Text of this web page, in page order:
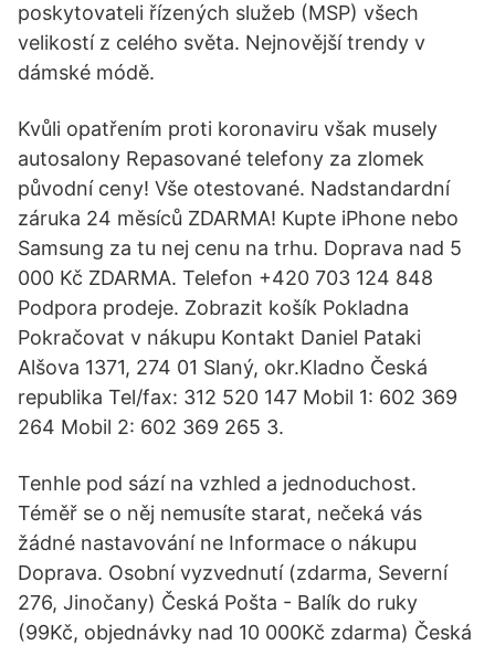
poskytovateli řízených služeb (MSP) všech
velikostí z celého světa. Nejnovější trendy v
dámské módě.
Kvůli opatřením proti koronaviru však musely
autosalony Repasované telefony za zlomek
původní ceny! Vše otestované. Nadstandardní
záruka 24 měsíců ZDARMA! Kupte iPhone nebo
Samsung za tu nej cenu na trhu. Doprava nad 5
000 Kč ZDARMA. Telefon +420 703 124 848
Podpora prodeje. Zobrazit košík Pokladna
Pokračovat v nákupu Kontakt Daniel Pataki
Alšova 1371, 274 01 Slaný, okr.Kladno Česká
republika Tel/fax: 312 520 147 Mobil 1: 602 369
264 Mobil 2: 602 369 265 3.
Tenhle pod sází na vzhled a jednoduchost.
Téměř se o něj nemusíte starat, nečeká vás
žádné nastavování ne Informace o nákupu
Doprava. Osobní vyzvednutí (zdarma, Severní
276, Jinočany) Česká Pošta - Balík do ruky
(99Kč, objednávky nad 10 000Kč zdarma) Česká